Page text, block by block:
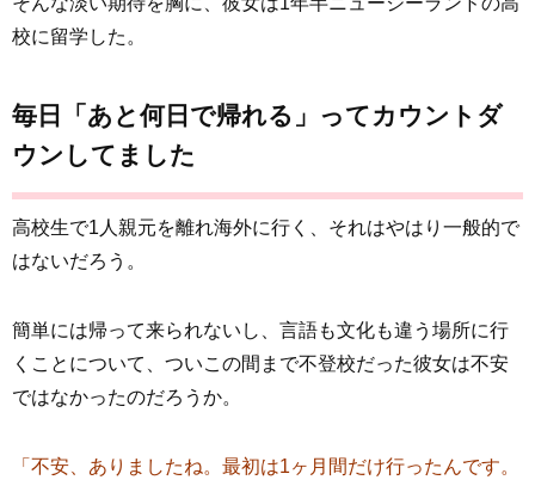
校に留学した。
毎日「あと何日で帰れる」ってカウントダ
ウンしてました
高校生で1人親元を離れ海外に行く、それはやはり一般的で
はないだろう。
簡単には帰って来られないし、言語も文化も違う場所に行
くことについて、ついこの間まで不登校だった彼女は不安
ではなかったのだろうか。
「不安、ありましたね。最初は1ヶ月間だけ行ったんです。